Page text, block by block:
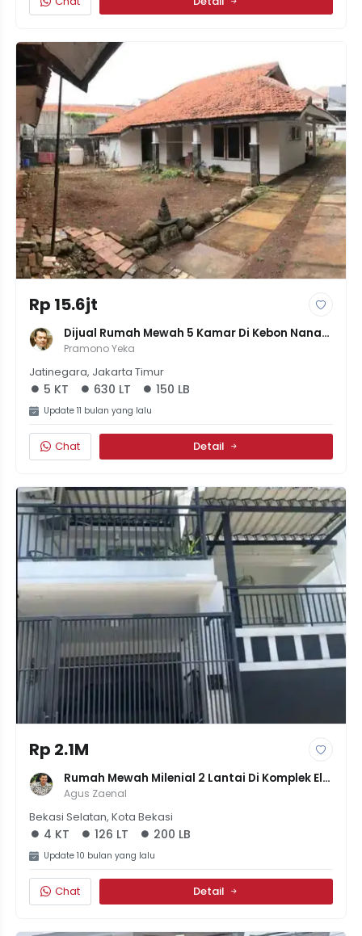
Rp 15.6jt
Dijual Rumah Mewah 5 Kamar Di Kebon Nanas
Selatan, Jatinegara – SHM, LT 630m²
Pramono Yeka
Jatinegara, Jakarta Timur
5 KT 630 LT 150 LB
Update 11 bulan yang lalu
Chat Detail
Rp 2.1M
Rumah Mewah Milenial 2 Lantai Di Komplek Elit
Galaxy, Siap Huni & Modern - 2.1M
Agus Zaenal
Bekasi Selatan, Kota Bekasi
4 KT 126 LT 200 LB
Update 10 bulan yang lalu
Chat Detail